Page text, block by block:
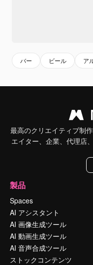
バー ビール ア
最高のクリエイティブ制
エイター、企業、代理店
製品
Spaces
AI アシスタント
AI 画像生成ツール
AI 動画生成ツール
AI 音声合成ツール
ストックコンテンツ